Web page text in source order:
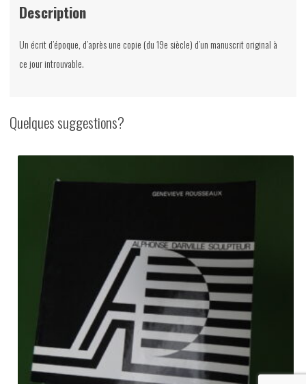
Liège
de
Hamal,
Mardaga,
Description
Un écrit d’époque, d’après une copie (du 19e siècle) d’un manuscrit original à
ce jour introuvable.
Quelques suggestions?